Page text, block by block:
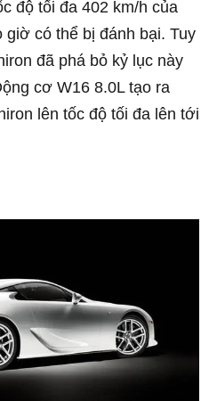
độ tối đa 402 km/h của
có thể bị đánh bại. Tuy
đã phá bỏ kỷ lục này
cơ W16 8.0L tạo ra
lên tốc độ tối đa lên tới